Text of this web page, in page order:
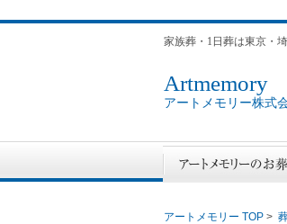
家族葬・1日葬は東京・
Artmemory
アートメモリー株式
アートメモリー TOP >